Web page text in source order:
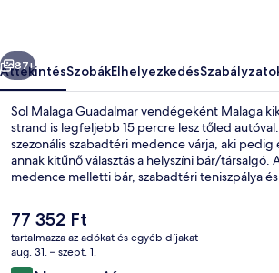
Következő
87+
ÁttekintésSzobákElhelyezkedés
Sol Malaga Guadalmar vendégeként Malaga
strand is legfeljebb 15 percre lesz tőled
szezonális szabadtéri medence várja, aki pedig
annak kitűnő választás a helyszíni bár/társalgó.
medence melletti bár, szabadtéri teniszpálya
személyzet.
A
jelenlegi
ár
77 352 Ft
77 352 Ft
tartalmazza az adókat és egyéb díjakat
aug. 31. – szept. 1.